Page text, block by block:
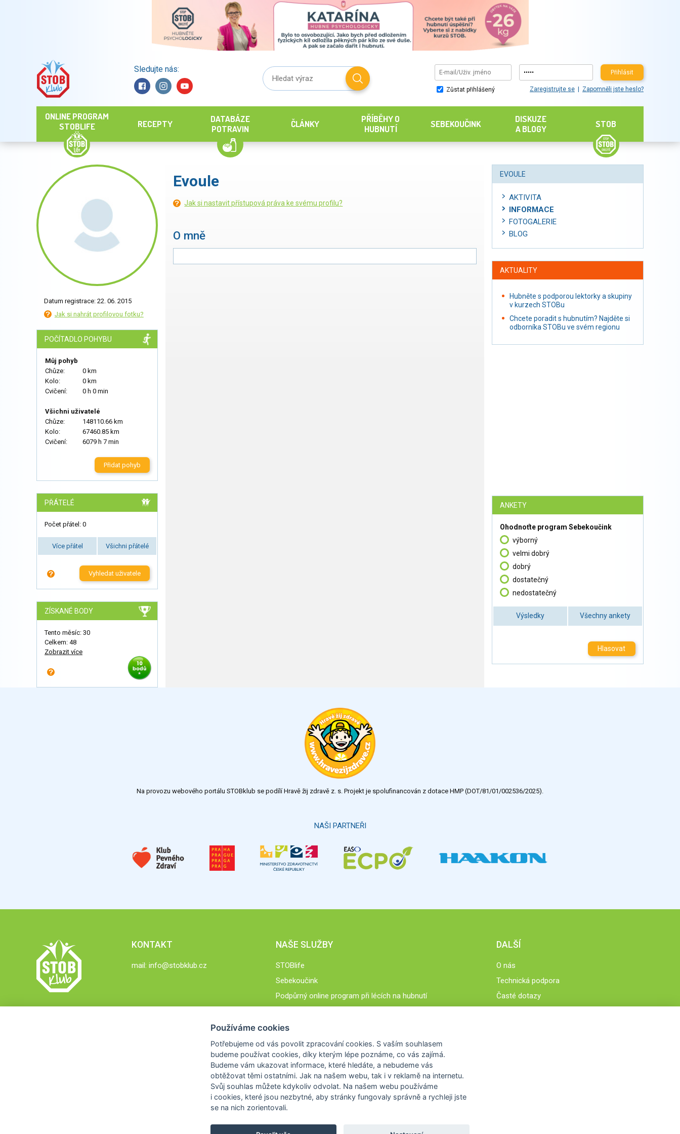
Sledujte nás: Přihlásit
Zůstat přihlášený Zaregistrujte se Zapomněli jste heslo?
ONLINE PROGRAM
STOBLIFE
RECEPTY
DATABÁZE
POTRAVIN
ČLÁNKY
PŘÍBĚHY O
HUBNUTÍ
SEBEKOUČINK
DISKUZE
A BLOGY
STOB
Datum registrace: 22. 06. 2015
Jak si nahrát profilovou fotku?
POČÍTADLO POHYBU
Můj pohyb
Chůze:
0 km
Kolo:
0 km
Cvičení:
0 h 0 min
Všichni uživatelé
Chůze:
148110.66 km
Kolo:
67460.85 km
Cvičení:
6079 h 7 min
Přidat pohyb
PŘÁTELÉ
Počet přátel: 0
Více přátel Všichni přátelé
Vyhledat uživatele
ZÍSKANÉ BODY
Tento měsíc: 30
Celkem: 48
Zobrazit více
Evoule
Jak si nastavit přístupová práva ke svému profilu?
O mně
EVOULE
AKTIVITA
INFORMACE
FOTOGALERIE
BLOG
AKTUALITY
Hubněte s podporou lektorky a skupiny
v kurzech STOBu
Chcete poradit s hubnutím? Najděte si
odborníka STOBu ve svém regionu
ANKETY
Ohodnoťte program Sebekoučink
výborný
velmi dobrý
dobrý
dostatečný
nedostatečný
Výsledky Všechny ankety
Hlasovat
Na provozu webového portálu STOBklub se podílí Hravě žij zdravě z. s. Projekt je spolufinancován z dotace HMP (DOT/81/01/002536/2025).
NAŠI PARTNEŘI
KONTAKT
mail: info@stobklub.cz
NAŠE SLUŽBY
STOBlife
Sebekoučink
Podpůrný online program při lécích na hubnutí
DALŠÍ
O nás
Technická podpora
Časté dotazy
Používáme cookies
Potřebujeme od vás povolit zpracování cookies. S vaším souhlasem
budeme používat cookies, díky kterým lépe poznáme, co vás zajímá.
Budeme vám ukazovat informace, které hledáte, a nebudeme vás
obtěžovat těmi ostatními. Jak na našem webu, tak i v reklamě na internetu.
Svůj souhlas můžete kdykoliv odvolat. Na našem webu používáme
i cookies, které jsou nezbytné, aby stránky fungovaly správně a rychleji jste
se na nich zorientovali.